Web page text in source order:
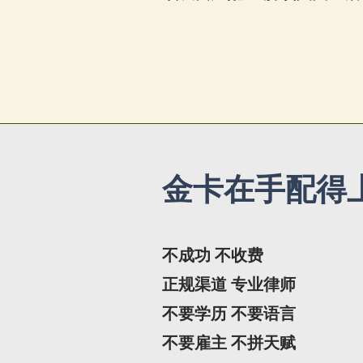
金卡在手配得
不成功 不收费
正规渠道 专业律师
不要学历 不要语言
不要雇主 不拼天赋